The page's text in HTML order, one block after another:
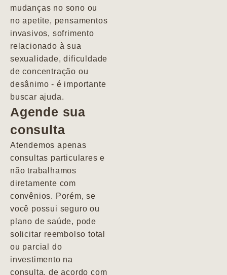
mudanças no sono ou
no apetite, pensamentos
invasivos, sofrimento
relacionado à sua
sexualidade, dificuldade
de concentração ou
desânimo - é importante
buscar ajuda.
Agende sua
consulta
Atendemos apenas
consultas particulares e
não trabalhamos
diretamente com
convênios. Porém, se
você possui seguro ou
plano de saúde, pode
solicitar reembolso total
ou parcial do
investimento na
consulta, de acordo com